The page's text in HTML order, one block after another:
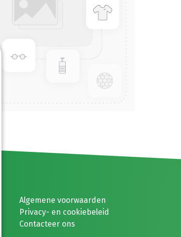
Algemene voorwaarden
Privacy- en cookiebeleid
Contacteer ons